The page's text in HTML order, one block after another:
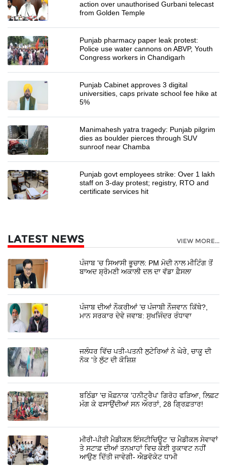
action over unauthorised Gurbani telecast
from Golden Temple
Punjab pharmacy paper leak protest:
Police use water cannons on ABVP, Youth
Congress workers in Chandigarh
Punjab Cabinet approves 3 digital
universities, caps private school fee hike at
5%
Manimahesh yatra tragedy: Punjab pilgrim
dies as boulder pierces through SUV
sunroof near Chamba
Punjab govt employees strike: Over 1 lakh
staff on 3-day protest; registry, RTO and
certificate services hit
LATEST NEWS VIEW MORE...
ਪੰਜਾਬ 'ਚ ਸਿਆਸੀ ਭੂਚਾਲ: PM ਮੋਦੀ ਨਾਲ ਮੀਟਿੰਗ ਤੋਂ
ਬਾਅਦ ਸ਼੍ਰੋਮਣੀ ਅਕਾਲੀ ਦਲ ਦਾ ਵੱਡਾ ਫ਼ੈਸਲਾ
ਪੰਜਾਬ ਦੀਆਂ ਨੌਕਰੀਆਂ ’ਚ ਪੰਜਾਬੀ ਨੌਜਵਾਨ ਕਿੱਥੇ?,
ਮਾਨ ਸਰਕਾਰ ਦੇਵੇ ਜਵਾਬ: ਸੁਖਜਿੰਦਰ ਰੰਧਾਵਾ
ਜਲੰਧਰ ਵਿੱਚ ਪਤੀ-ਪਤਨੀ ਲੁਟੇਰਿਆਂ ਨੇ ਘੇਰੇ, ਚਾਕੂ ਦੀ
ਨੋਕ 'ਤੇ ਲੁੱਟ ਦੀ ਕੋਸ਼ਿਸ਼
ਬਠਿੰਡਾ 'ਚ ਖ਼ੌਫ਼ਨਾਕ 'ਹਨੀਟ੍ਰੈਪ' ਗਿਰੋਹ ਫੜਿਆ, ਲਿਫ਼ਟ
ਮੰਗ ਕੇ ਫਸਾਉਂਦੀਆਂ ਸਨ ਔਰਤਾਂ, 28 ਗ੍ਰਿਫ਼ਤਾਰ!
ਮੀਰੀ-ਪੀਰੀ ਮੈਡੀਕਲ ਇੰਸਟੀਚਿਊਟ ’ਚ ਮੈਡੀਕਲ ਸੇਵਾਵਾਂ
ਤੇ ਸਟਾਫ਼ ਦੀਆਂ ਤਨਖ਼ਾਹਾਂ ਵਿਚ ਕੋਈ ਰੁਕਾਵਟ ਨਹੀਂ
ਆਉਣ ਦਿੱਤੀ ਜਾਵੇਗੀ- ਐਡਵੋਕੇਟ ਧਾਮੀ